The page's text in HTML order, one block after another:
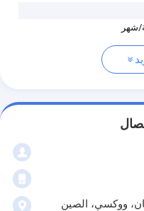
ووكسي، الصين